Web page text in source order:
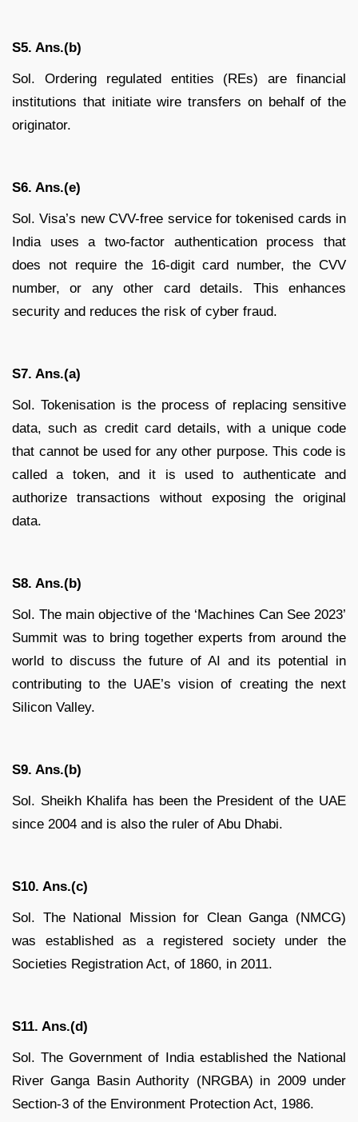
S5. Ans.(b)
Sol. Ordering regulated entities (REs) are financial
institutions that initiate wire transfers on behalf of the
originator.
S6. Ans.(e)
Sol. Visa’s new CVV-free service for tokenised cards in
India uses a two-factor authentication process that
does not require the 16-digit card number, the CVV
number, or any other card details. This enhances
security and reduces the risk of cyber fraud.
S7. Ans.(a)
Sol. Tokenisation is the process of replacing sensitive
data, such as credit card details, with a unique code
that cannot be used for any other purpose. This code is
called a token, and it is used to authenticate and
authorize transactions without exposing the original
data.
S8. Ans.(b)
Sol. The main objective of the ‘Machines Can See 2023’
Summit was to bring together experts from around the
world to discuss the future of AI and its potential in
contributing to the UAE’s vision of creating the next
Silicon Valley.
S9. Ans.(b)
Sol. Sheikh Khalifa has been the President of the UAE
since 2004 and is also the ruler of Abu Dhabi.
S10. Ans.(c)
Sol. The National Mission for Clean Ganga (NMCG)
was established as a registered society under the
Societies Registration Act, of 1860, in 2011.
S11. Ans.(d)
Sol. The Government of India established the National
River Ganga Basin Authority (NRGBA) in 2009 under
Section-3 of the Environment Protection Act, 1986.